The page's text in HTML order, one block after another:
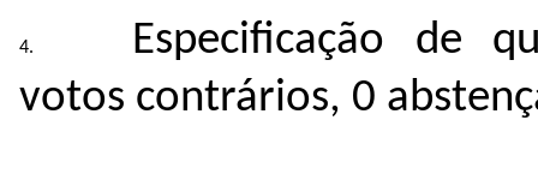
Especificação de
votos contrários, 0